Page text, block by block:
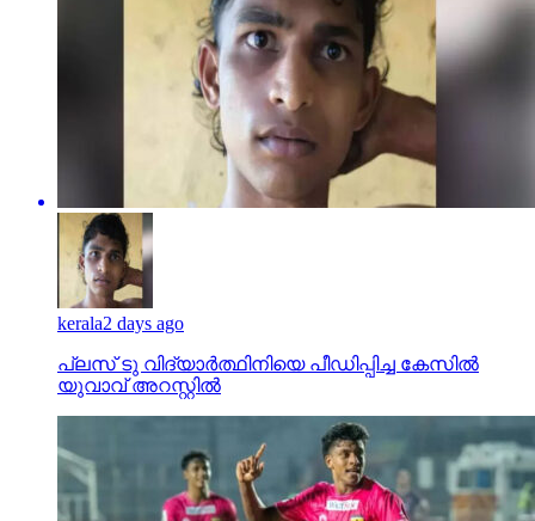
kerala2 days ago
പ്ലസ് ടു വിദ്യാര്‍ത്ഥിനിയെ പീഡിപ്പിച്ച കേസില്‍
യുവാവ് അറസ്റ്റില്‍